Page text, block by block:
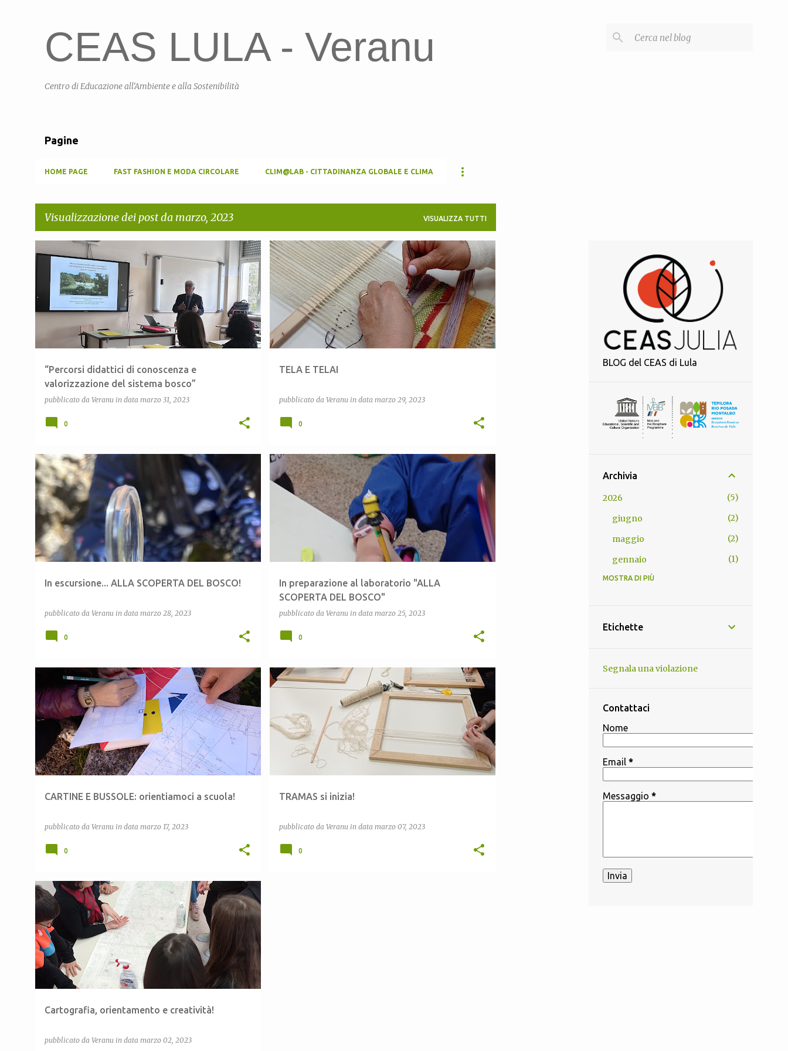
CEAS LULA - Veranu
Centro di Educazione all'Ambiente e alla Sostenibilità
Pagine
HOME PAGE FAST FASHION E MODA CIRCOLARE CLIM@LAB - CITTADINANZA GLOBALE E CLIMA
Visualizzazione dei post da marzo, 2023 VISUALIZZA TUTTI
P
s
t
“Percorsi didattici di conoscenza e
valorizzazione del sistema bosco”
pubblicato da Veranu in data marzo 31, 2023
+1
0
TELA E TELAI
pubblicato da Veranu in data marzo 29, 2023
#DALLANATURALLATESSITURA CEAS LULA +1
0
In escursione... ALLA SCOPERTA DEL BOSCO!
pubblicato da Veranu in data marzo 28, 2023
ALLASCOPERTADELBOSCO +1
0
In preparazione al laboratorio "ALLA
SCOPERTA DEL BOSCO"
pubblicato da Veranu in data marzo 25, 2023
ALLASCOPERTADELBOSCO CEAS LULA COMUNE DI LULA
MONTE ALBO UNA MONTAGNA TRA PASSATO E FUTURO
0
CARTINE E BUSSOLE: orientiamoci a scuola!
pubblicato da Veranu in data marzo 17, 2023
CEAS LULA LARISO ORIENTAMENTO
ORIENTEERING +
PAESAGGIO
0
TRAMAS si inizia!
pubblicato da Veranu in data marzo 07, 2023
CEAS LULA CEAS SARDEGNA COMUNE DI LULA
LANA DI PECORA +
TRAMAS
0
Cartografia, orientamento e creatività!
pubblicato da Veranu in data marzo 02, 2023
CEAS LULA CEAS SARDEGNA
CONOSCERE IL TERRITORIO LARISO +
ORIENTEERING
BLOG del CEAS di Lula
Archivia
2026
5
giugno
2
maggio
2
gennaio
1
2025
ottobre
agosto
giugno
maggio
aprile
2024
1
1
dicembre
MOSTRA DI PIÙ
Etichette
Segnala una violazione
Contattaci
Nome
Email *
Messaggio *